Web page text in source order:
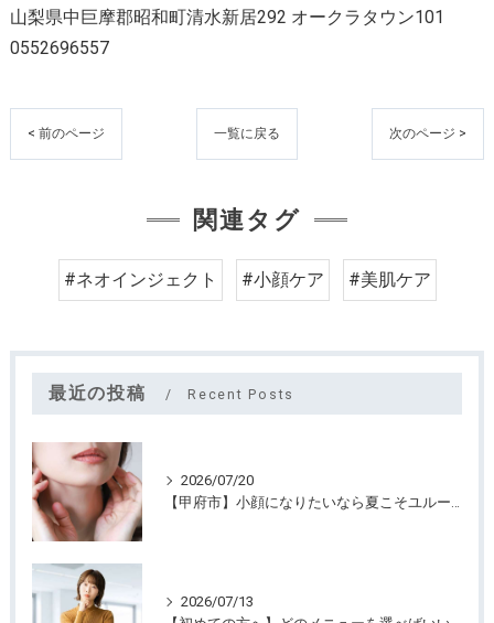
山梨県中巨摩郡昭和町清水新居292 オークラタウン101
0552696557
< 前のページ 一覧に戻る 次のページ >
関連タグ
#ネオインジェクト #小顔ケア #美肌ケア
最近の投稿 Recent Posts
2026/07/20
2026/07/13